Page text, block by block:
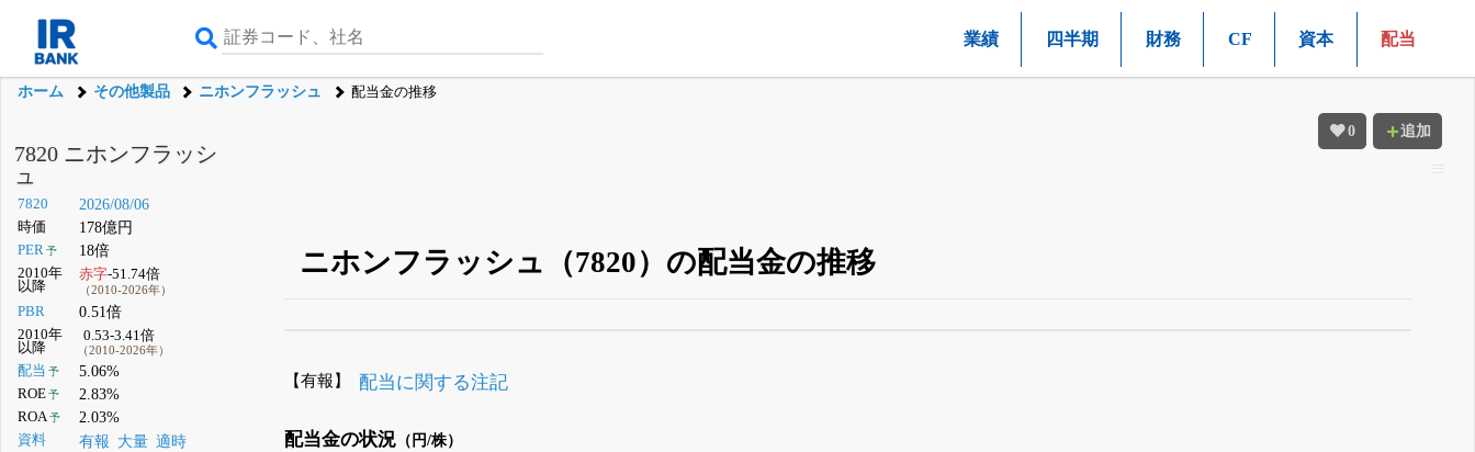
業績 四半期 財務 CF 資本 配当
ホーム その他製品 ニホンフラッシュ 配当金の推移
0 追加
7820 ニホンフラッシ
ュ
7820 2026/08/06
時価 178億円
PER予 18倍
2010年
以降
赤字-51.74倍
（2010-2026年）
PBR 0.51倍
2010年
以降
0.53-3.41倍
（2010-2026年）
配当 予 5.06%
ROE予 2.83%
ROA 予 2.03%
資料 有報 大量 適時
ニホンフラッシュ（7820）の配当金の推移
無料でβ版をはじめる
【有報】 配当に関する注記
配当金の状況 （円/株）